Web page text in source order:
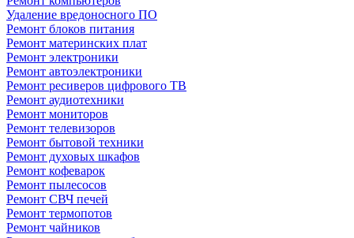
Удаление вредоносного ПО
Ремонт блоков питания
Ремонт материнских плат
Ремонт электроники
Ремонт автоэлектроники
Ремонт ресиверов цифрового ТВ
Ремонт аудиотехники
Ремонт мониторов
Ремонт телевизоров
Ремонт бытовой техники
Ремонт духовых шкафов
Ремонт кофеварок
Ремонт пылесосов
Ремонт СВЧ печей
Ремонт термопотов
Ремонт чайников